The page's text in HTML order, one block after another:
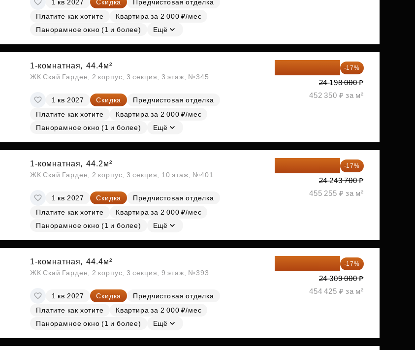
Субсидии
1 кв 2027 Скидка
Предчистовая отделка
Платите как хотите
Квартира за 2 000 ₽/мес
Панорамное окно (1 и более)
Ещё
1-комнатная, 44.4м²
ЖК Скай Гарден, 2 корпус, 3 секция, 3 этаж, №345
1 кв 2027 Скидка
Предчистовая отделка
Платите как хотите
Квартира за 2 000 ₽/мес
Панорамное окно (1 и более)
Ещё
-17%
24 198 000 ₽
452 350 ₽ за м²
1-комнатная, 44.2м²
ЖК Скай Гарден, 2 корпус, 3 секция, 10 этаж, №401
1 кв 2027 Скидка
Предчистовая отделка
Платите как хотите
Квартира за 2 000 ₽/мес
Панорамное окно (1 и более)
Ещё
-17%
24 243 700 ₽
455 255 ₽ за м²
1-комнатная, 44.4м²
ЖК Скай Гарден, 2 корпус, 3 секция, 9 этаж, №393
1 кв 2027 Скидка
Предчистовая отделка
Платите как хотите
Квартира за 2 000 ₽/мес
Панорамное окно (1 и более)
Ещё
-17%
24 309 000 ₽
454 425 ₽ за м²